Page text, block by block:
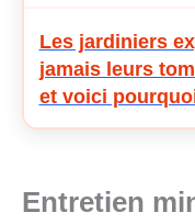
Les jardiniers
jamais leurs
et voici
Entretien